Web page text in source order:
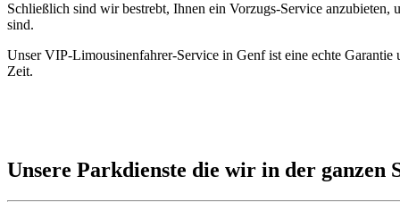
Schließlich sind wir bestrebt, Ihnen ein Vorzugs-Service
sind.
Unser VIP-Limousinenfahrer-Service in Genf ist eine echte
Zeit.
Unsere Parkdienste die wir in der ganzen